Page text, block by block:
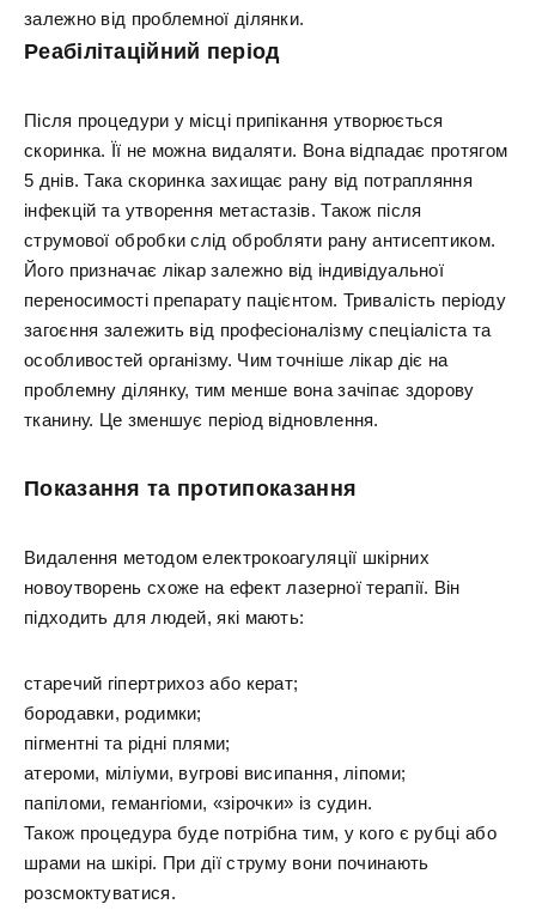
залежно від проблемної ділянки.
Реабілітаційний період
Після процедури у місці припікання утворюється
скоринка. Її не можна видаляти. Вона відпадає протягом
5 днів. Така скоринка захищає рану від потрапляння
інфекцій та утворення метастазів. Також після
струмової обробки слід обробляти рану антисептиком.
Його призначає лікар залежно від індивідуальної
переносимості препарату пацієнтом. Тривалість періоду
загоєння залежить від професіоналізму спеціаліста та
особливостей організму. Чим точніше лікар діє на
проблемну ділянку, тим менше вона зачіпає здорову
тканину. Це зменшує період відновлення.
Показання та протипоказання
Видалення методом електрокоагуляції шкірних
новоутворень схоже на ефект лазерної терапії. Він
підходить для людей, які мають:
старечий гіпертрихоз або керат;
бородавки, родимки;
пігментні та рідні плями;
атероми, міліуми, вугрові висипання, ліпоми;
папіломи, гемангіоми, «зірочки» із судин.
Також процедура буде потрібна тим, у кого є рубці або
шрами на шкірі. При дії струму вони починають
розсмоктуватися.